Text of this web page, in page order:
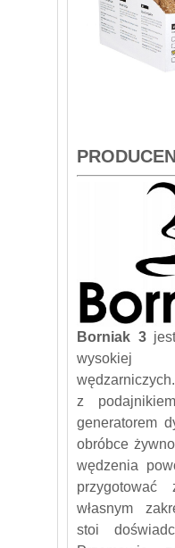
Borniak 3
wysokiej
z
generatorem
obróbce
wędzenia
własnym
stoi